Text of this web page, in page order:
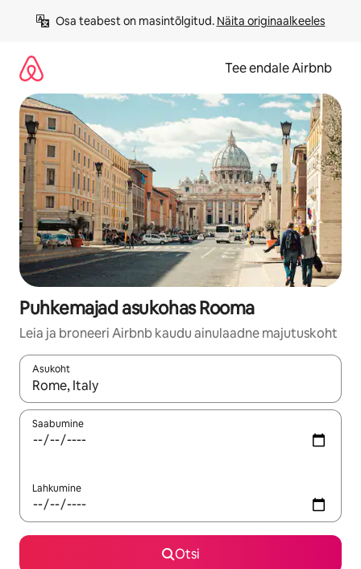
Osa teabest on masintõlgitud. Näita originaalkeeles
Tee endale Airbnb
Puhkemajad asukohas Rooma
Leia ja broneeri Airbnb kaudu ainulaadne majutuskoht
Asukoht
Kui tulemused on kuvatud, liigu ekraanil nooleklahvidega või
Saabumine
Lahkumine
Otsi